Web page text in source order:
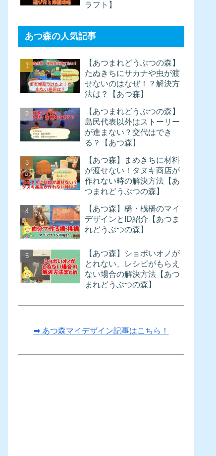
ラフト】
あつ森の人気記事
【あつまれどうぶつの森】
たぬきちにサカナや虫が渡
せないのはなぜ！？解決方
法は？【あつ森】
【あつまれどうぶつの森】
島民代表以外はストーリー
が進まない？交代はでき
る？【あつ森】
【あつ森】まめきちに材料
が渡せない！タヌキ商店が
作れない時の解決方法【あ
つまれどうぶつの森】
【あつ森】橋・桟橋のマイ
デザインとID紹介【あつま
れどうぶつの森】
【あつ森】ショボいオノが
とれない、レシピがもらえ
ない場合の解決方法【あつ
まれどうぶつの森】
➡ あつ森マイデザイン記事はこちら！